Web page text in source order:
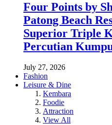
Four Points by
Patong Beach
Superior Triple
Percutian
July 27, 2026
Fashion
Leisure & Dine
Kembara
Foodie
Attraction
View All